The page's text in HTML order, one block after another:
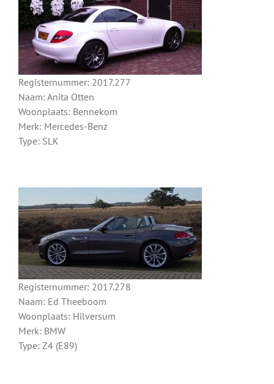
Registernummer: 2017.277
Naam: Anita Otten
Woonplaats: Bennekom
Merk: Mercedes-Benz
Type: SLK
Registernummer: 2017.278
Naam: Ed Theeboom
Woonplaats: Hilversum
Merk: BMW
Type: Z4 (E89)